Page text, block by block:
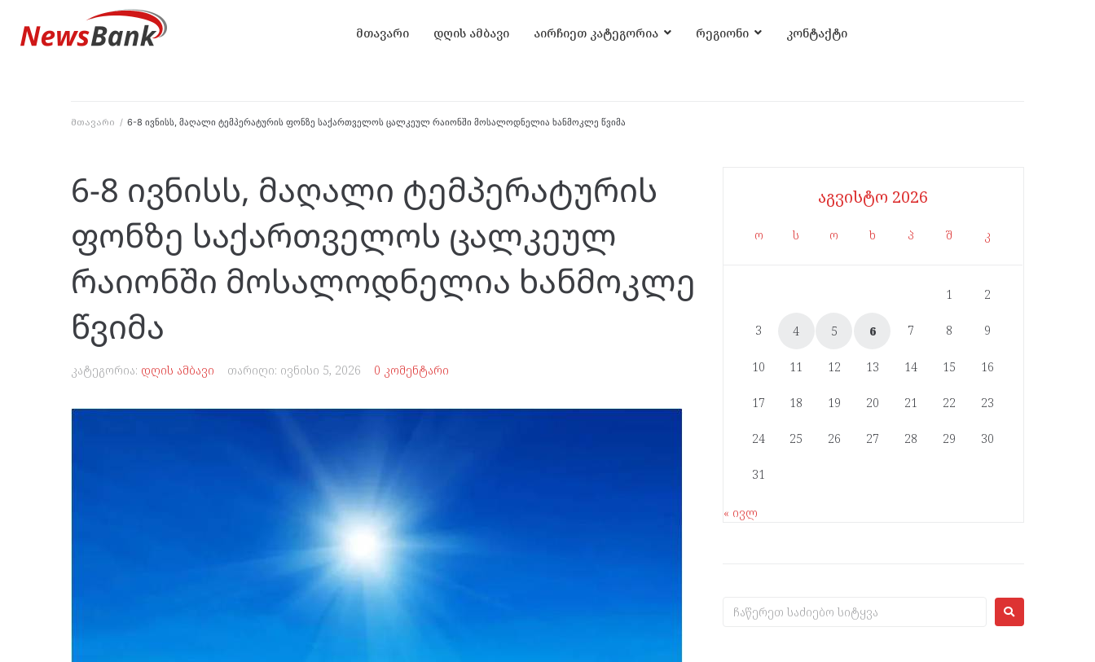
მთავარი დღის ამბავი აირჩიეთ კატეგორია რეგიონი კონტაქტი
მთავარი / 6-8 ივნისს, მაღალი ტემპერატურის ფონზე საქართველოს ცალკეულ რაიონში მოსალოდნელია ხანმოკლე წვიმა
6-8 ივნისს, მაღალი ტემპერატურის
ფონზე საქართველოს ცალკეულ
რაიონში მოსალოდნელია ხანმოკლე
წვიმა
კატეგორია: დღის ამბავი თარიღი: ივნისი 5, 2026 0 კომენტარი
აგვისტო 2026
ო ს ო ხ პ შ კ
1 2
3 4 5 6 7 8 9
10 11 12 13 14 15 16
17 18 19 20 21 22 23
24 25 26 27 28 29 30
31
« ივლ